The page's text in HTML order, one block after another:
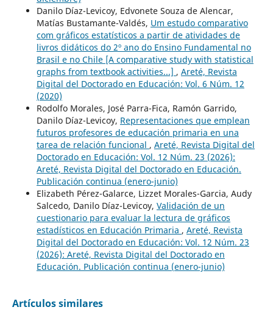
Danilo Díaz-Levicoy, Edvonete Souza de Alencar,
Matías Bustamante-Valdés, Um estudo comparativo
com gráficos estatísticos a partir de atividades de
livros didáticos do 2º ano do Ensino Fundamental no
Brasil e no Chile [A comparative study with statistical
graphs from textbook activities...] , Areté, Revista
Digital del Doctorado en Educación: Vol. 6 Núm. 12
(2020)
Rodolfo Morales, José Parra-Fica, Ramón Garrido,
Danilo Díaz-Levicoy, Representaciones que emplean
futuros profesores de educación primaria en una
tarea de relación funcional , Areté, Revista Digital del
Doctorado en Educación: Vol. 12 Núm. 23 (2026):
Areté, Revista Digital del Doctorado en Educación.
Publicación continua (enero-junio)
Elizabeth Pérez-Galarce, Lizzet Morales-Garcia, Audy
Salcedo, Danilo Díaz-Levicoy, Validación de un
cuestionario para evaluar la lectura de gráficos
estadísticos en Educación Primaria , Areté, Revista
Digital del Doctorado en Educación: Vol. 12 Núm. 23
(2026): Areté, Revista Digital del Doctorado en
Educación. Publicación continua (enero-junio)
Artículos similares